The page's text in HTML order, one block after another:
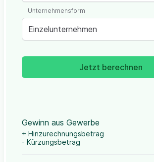
Einzelunternehmen
Unternehmensform
Jetzt berechnen
Gewinn aus Gewerbe
+ Hinzurechnungsbetrag
- Kürzungsbetrag